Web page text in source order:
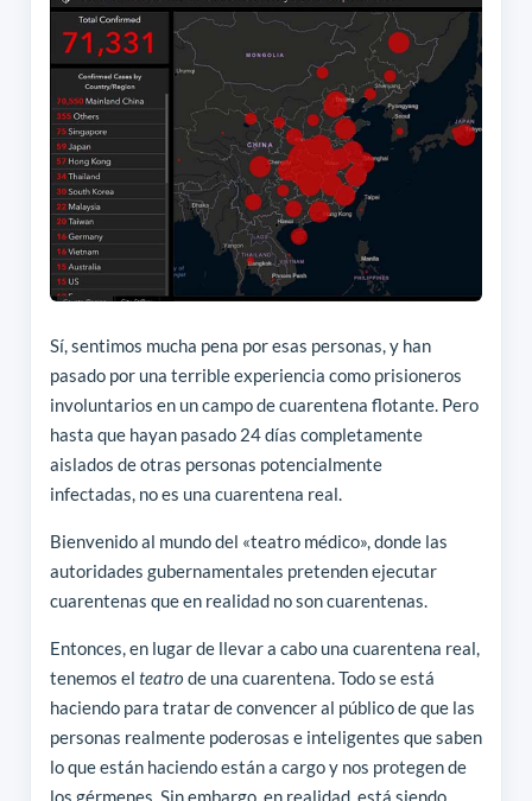
Sí, sentimos mucha pena por esas personas, y han
pasado por una terrible experiencia como prisioneros
involuntarios en un campo de cuarentena flotante. Pero
hasta que hayan pasado 24 días completamente
aislados de otras personas potencialmente
infectadas, no es una cuarentena real.
Bienvenido al mundo del «teatro médico», donde las
autoridades gubernamentales pretenden ejecutar
cuarentenas que en realidad no son cuarentenas.
Entonces, en lugar de llevar a cabo una cuarentena real,
tenemos el teatro de una cuarentena. Todo se está
haciendo para tratar de convencer al público de que las
personas realmente poderosas e inteligentes que saben
lo que están haciendo están a cargo y nos protegen de
los gérmenes. Sin embargo, en realidad, está siendo